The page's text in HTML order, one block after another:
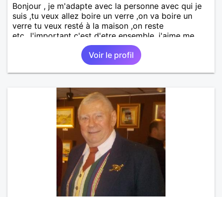
Bonjour , je m'adapte avec la personne avec qui je
suis ,tu veux allez boire un verre ,on va boire un
verre tu veux resté à la maison ,on reste
etc...l'important c'est d'etre ensemble .j'aime me
balader , faire du sport , regarder des film , aller au
théatre etc et j'aime par dessus tous rire
Voir le profil